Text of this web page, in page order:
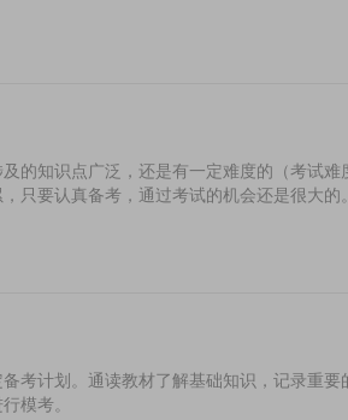
的知识点广泛，还是有一定难度的（考试难
只要认真备考，通过考试的机会还是很大的
考计划。通读教材了解基础知识，记录重要
模考。